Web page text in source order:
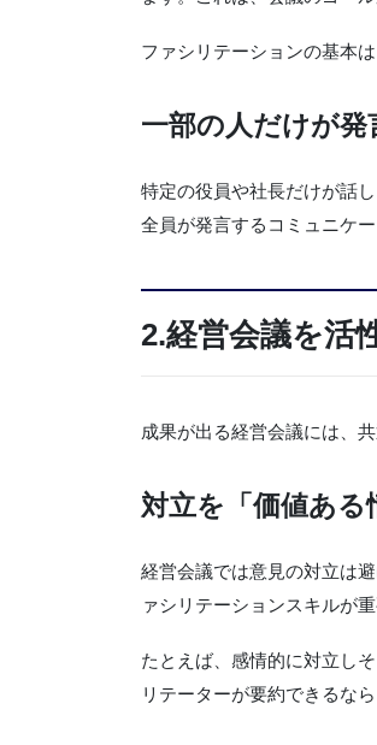
ファシリテーションの基本
一部の人だけが発
特定の役員や社長だけが話
全員が発言するコミュニケ
2.経営会議を活
成果が出る経営会議には、
対立を「価値ある
経営会議では意見の対立は
ァシリテーションスキルが重
たとえば、感情的に対立し
リテーターが要約できるな